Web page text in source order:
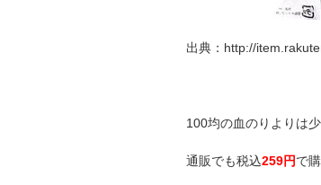
出典：http://
100均の血のりよりは少
通販でも税込259円で